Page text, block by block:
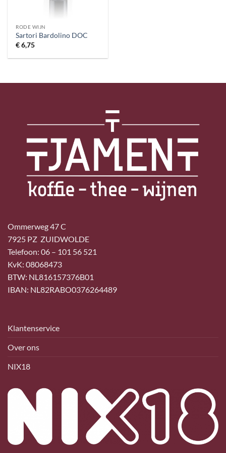
RODE WIJN
Sartori Bardolino DOC
€6,75
Ommerweg 47 C
7925 PZ ZUIDWOLDE
Telefoon: 06 – 101 56 521
KvK: 08068473
BTW: NL816157376B01
IBAN: NL82RABO0376264489
Klantenservice
Over ons
NIX18